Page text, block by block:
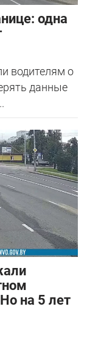
одна
водителям о
данные
на 5 лет